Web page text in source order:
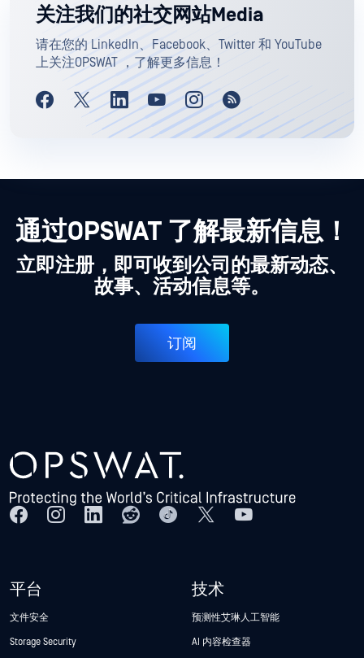
关注我们的社交网站Media
请在您的 LinkedIn、Facebook、Twitter 和 YouTube
上关注OPSWAT ，了解更多信息！
通过OPSWAT 了解最新信息！
立即注册，即可收到公司的最新动态、
故事、活动信息等。
订阅
平台
文件安全
Storage Security
技术
预测性艾琳人工智能
AI 内容检查器